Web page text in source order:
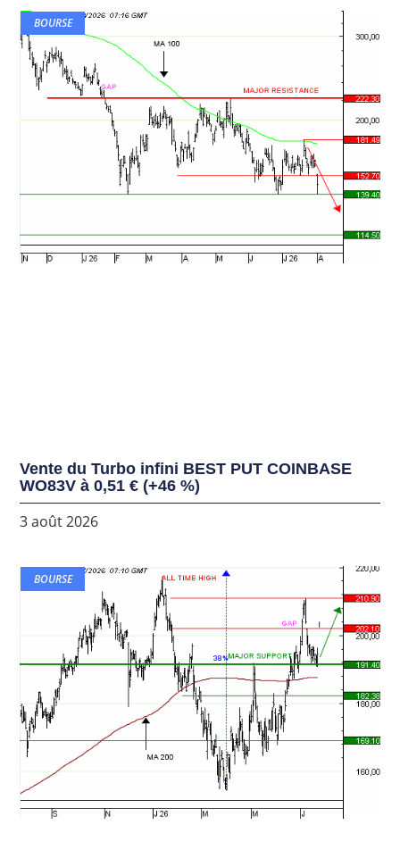
BOURSE
Vente du Turbo infini BEST PUT COINBASE
WO83V à 0,51 € (+46 %)
3 août 2026
BOURSE